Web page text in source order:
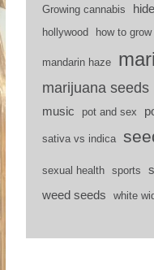
Growing cannabis
hollywood how to grow
mandarin haze
marijuana seeds
music pot and sex
sativa vs indica
sexual health sports
weed seeds white